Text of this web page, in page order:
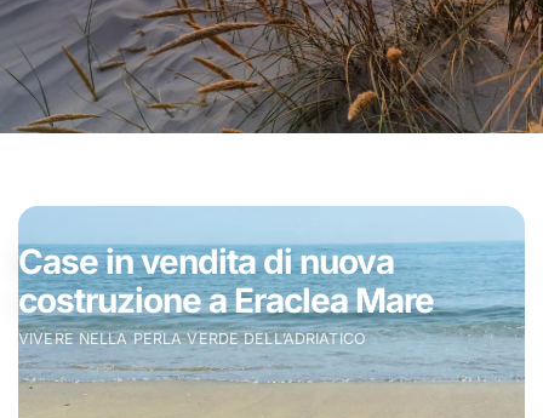
Case in vendita di nuova
costruzione a Eraclea Mare
VIVERE NELLA PERLA VERDE DELL’ADRIATICO